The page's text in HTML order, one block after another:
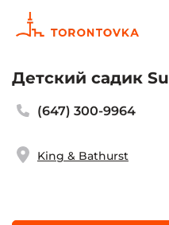
Детский садик
(647) 300-9964
King & Bathurst